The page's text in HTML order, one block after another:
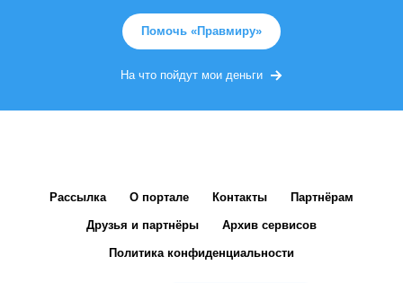
Помочь «Правмиру»
На что пойдут мои деньги
Рассылка О портале Контакты Партнёрам
Друзья и партнёры Архив сервисов
Политика конфиденциальности